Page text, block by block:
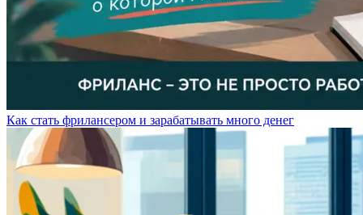
Как стать фрилансером и зарабатывать много денег